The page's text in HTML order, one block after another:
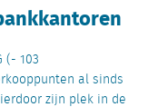
(- 103
al sinds
zijn plek in de